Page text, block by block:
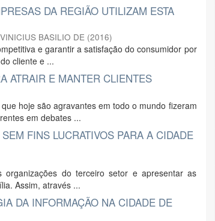
DA REGIÃO UTILIZAM ESTA
BASILIO DE (2016)
e garantir a satisfação do consumidor por
cliente e ...
ATRAIR E MANTER CLIENTES
hoje são agravantes em todo o mundo fizeram
em debates ...
FINS LUCRATIVOS PARA A CIDADE
do terceiro setor e apresentar as
Assim, através ...
DA INFORMAÇÃO NA CIDADE DE